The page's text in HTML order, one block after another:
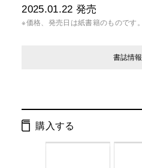
2025.01.22 発売
※価格、発売日は紙書籍のものです。
書誌情報
ページ数：
購入する